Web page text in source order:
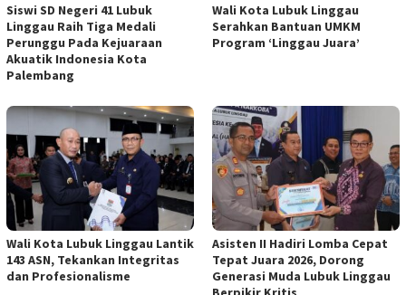
Siswi SD Negeri 41 Lubuk
Linggau Raih Tiga Medali
Perunggu Pada Kejuaraan
Akuatik Indonesia Kota
Palembang
Wali Kota Lubuk Linggau
Serahkan Bantuan UMKM
Program ‘Linggau Juara’
Wali Kota Lubuk Linggau Lantik
143 ASN, Tekankan Integritas
dan Profesionalisme
Asisten II Hadiri Lomba Cepat
Tepat Juara 2026, Dorong
Generasi Muda Lubuk Linggau